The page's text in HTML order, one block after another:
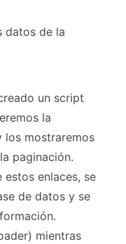
datos de la
un script
la
los mostraremos
paginación.
estos enlaces, se
de datos y se
mientras